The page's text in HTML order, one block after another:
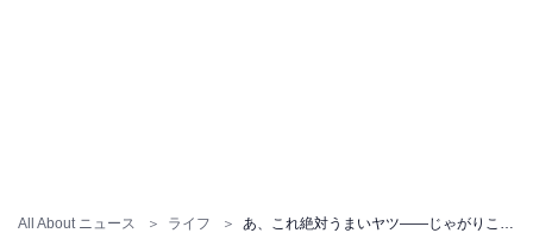
All About ニュース ライフ